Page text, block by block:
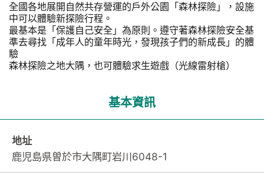
全國各地展開自然共存營運的戶外公園「森林探險」，設施
中可以體驗新探險行程。
最基本是「保護自己安全」為原則。遵守著森林探險安全基
準去尋找「成年人的童年時光，發現孩子們的新成長」的體
驗
森林探險之地大隅，也可體驗求生遊戲（光線雷射槍）
基本資訊
地址
鹿児島県曽於市大隅町岩川6048-1